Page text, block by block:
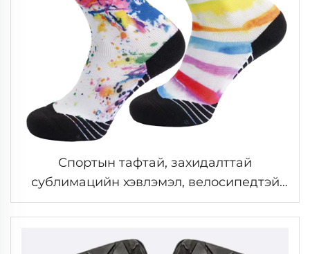
Спортын тафтай, захидалттай
сублимацийн хэвлэмэл, велосипедтэй
явна, шахалттай спортын тафтай